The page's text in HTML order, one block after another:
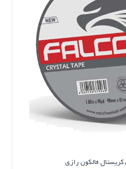
فالکون رازی